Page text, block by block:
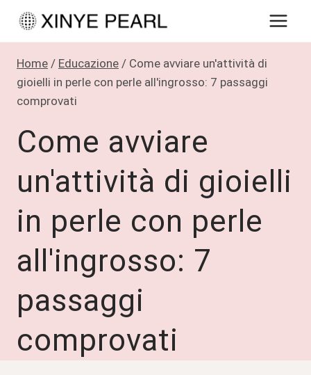
Salta
contenuto
Home / Educazione / Come avviare un'attività di
gioielli in perle con perle all'ingrosso: 7 passaggi
comprovati
Come avviare
un'attività di gioielli
in perle con perle
all'ingrosso: 7
passaggi
comprovati